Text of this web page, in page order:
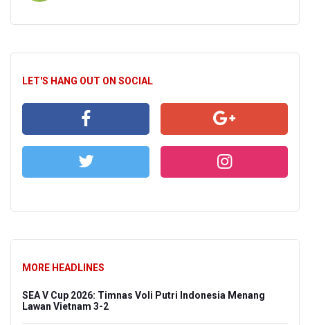
LET'S HANG OUT ON SOCIAL
MORE HEADLINES
SEA V Cup 2026: Timnas Voli Putri Indonesia Menang
Lawan Vietnam 3-2